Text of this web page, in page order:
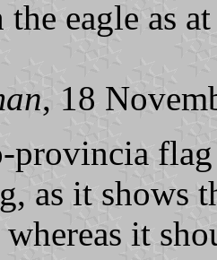
eagle as
, 18
provincia
as it shows
it